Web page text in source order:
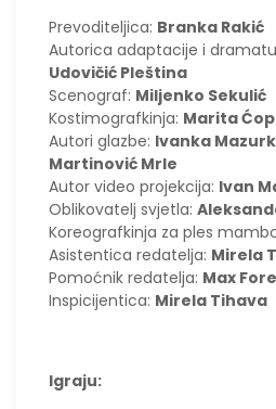
Prevoditeljica: Branka Rakić
Autorica adaptacije i
Udovičić Pleština
Scenograf: Miljenko Sekulić
Kostimografkinja: Marita
Autori glazbe: Ivanka
Martinović Mrle
Autor video projekcija: Ivan
Oblikovatelj svjetla:
Koreografkinja za ples
Asistentica redatelja: Mirela
Pomoćnik redatelja: Max
Inspicijentica: Mirela Tihava
Igraju: